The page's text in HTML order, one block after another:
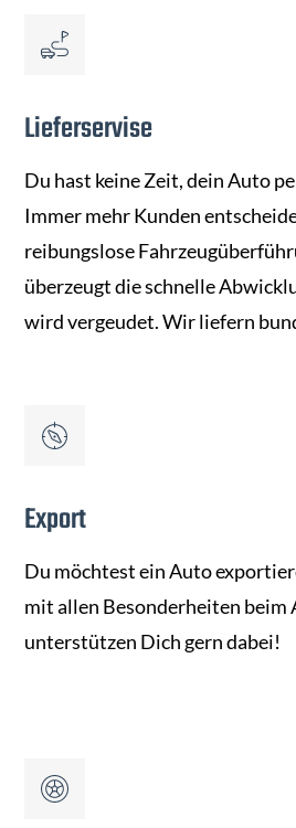
Lieferservise
Du hast keine Zeit, dein Auto
Immer mehr Kunden
reibungslose
überzeugt die schnelle
wird vergeudet. Wir liefern
Export
Du möchtest ein Auto
mit allen Besonderheiten beim
unterstützen Dich gern dabei!